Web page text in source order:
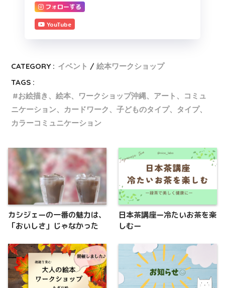
フォローする
YouTube
CATEGORY : イベント
絵本ワークショップ
TAGS :
お絵描き、絵本、ワークショップ沖縄、アート、コミュ
ニケーション、カードワーク、子どものタイプ、タイプ、
カラーコミュニケーション
カシジェーの一番の魅力は、
「おいしさ」じゃなかった
日本茶講座ー冷たいお茶を楽
しむー